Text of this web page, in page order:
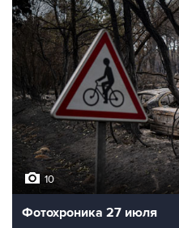
10
Фотохроника 27 июля